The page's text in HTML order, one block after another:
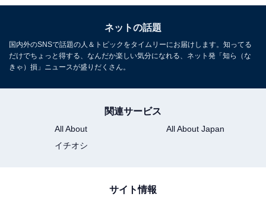
ネットの話題
国内外のSNSで話題の人＆トピックをタイムリーにお届けします。知ってる
だけでちょっと得する、なんだか楽しい気分になれる、ネット発「知ら（な
きゃ）損」ニュースが盛りだくさん。
関連サービス
All About
All About Japan
イチオシ
サイト情報